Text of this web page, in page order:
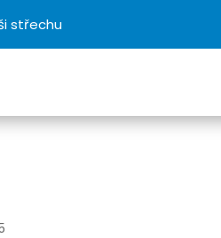
střechu